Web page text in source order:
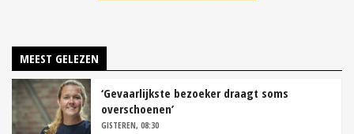
MEEST GELEZEN
‘Gevaarlijkste bezoeker draagt soms
overschoenen’
GISTEREN, 08:30